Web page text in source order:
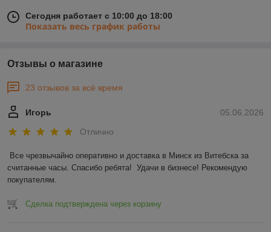
Сегодня работает с 10:00 до 18:00
Показать весь график работы
Отзывы о магазине
23 отзывов за всё время
05.06.2026
Игорь
Отлично
Все чрезвычайно оперативно и доставка в Минск из Витебска за
считанные часы. Спасибо ребята!  Удачи в бизнесе! Рекомендую
покупателям.
Сделка подтверждена через корзину